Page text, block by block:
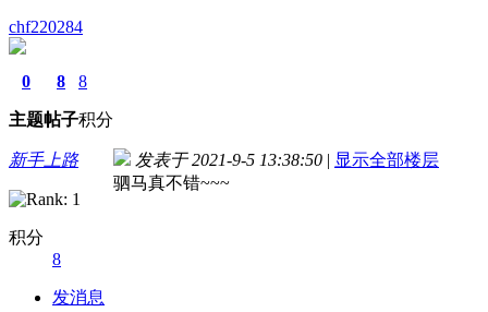
chf220284
0
主题
8
帖子
8
积分
新手上路
积分
8
发消息
发表于 2021-9-5 13:38:50 | 显示全部楼层
驷马真不错~~~